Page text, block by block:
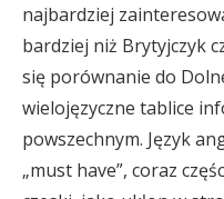
najbardziej
bardziej niż Brytyjczyk
się porównanie do
wielojęzyczne tablice
powszechnym. Język
„must have”, coraz